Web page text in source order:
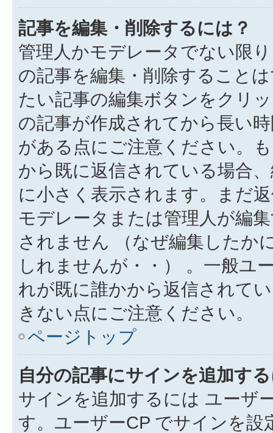
記事を編集・削除するには？
管理人かモデレータでない限
の記事を編集・削除すること
たい記事の編集ボタンをクリ
の記事が作成されてから長い
がある点にご注意ください。
から既に返信されている場合
に小さく表示されます。まだ
モデレータまたは管理人が編
されません （なぜ編集したか
しれませんが・・） 。一般ユ
れが既に誰かから返信されて
きない点にご注意ください。
ページトップ
自分の記事にサインを追加す
サインを追加するには ユーザ
す。ユーザーCP でサインを